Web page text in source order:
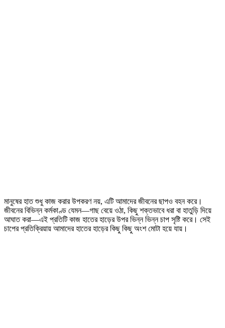
মানুষের হাত শুধু কাজ করার উপকরণ নয়, এটি আমাদের জীবনের ছাপও বহন করে।
জীবনের বিভিন্ন কর্মকাণ্ড যেমন—গাছ বেয়ে ওঠা, কিছু শক্তভাবে ধরা বা হাতুড়ি দিয়ে
আঘাত করা—এই প্রতিটি কাজ হাতের হাড়ের উপর ভিন্ন ভিন্ন চাপ সৃষ্টি করে। সেই
চাপের প্রতিক্রিয়ায় আমাদের হাতের হাড়ের কিছু কিছু অংশ মোটা হয়ে যায়।